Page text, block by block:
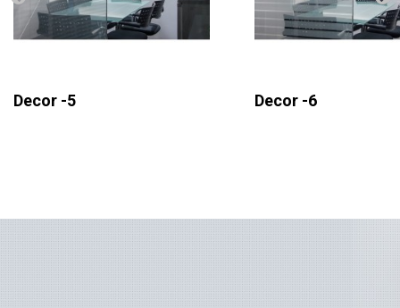
Decor -5 Decor -6